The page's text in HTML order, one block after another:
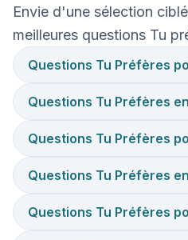
Envie d'une sélection
meilleures questions Tu
Questions Tu Préfères
Questions Tu Préfères
Questions Tu Préfères
Questions Tu Préfères
Questions Tu Préfères